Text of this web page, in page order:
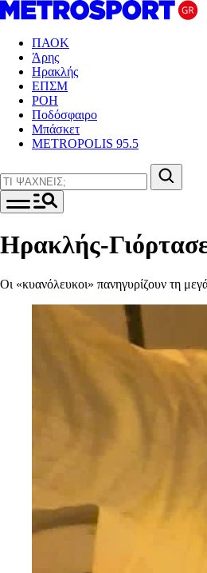
ΠΑΟΚ
Άρης
Ηρακλής
ΕΠΣΜ
ΡΟΗ
Ποδόσφαιρο
Μπάσκετ
METROPOLIS 95.5
Ηρακλής-Γιόρτασε
Οι «κυανόλευκοι» πανηγυρίζουν τη